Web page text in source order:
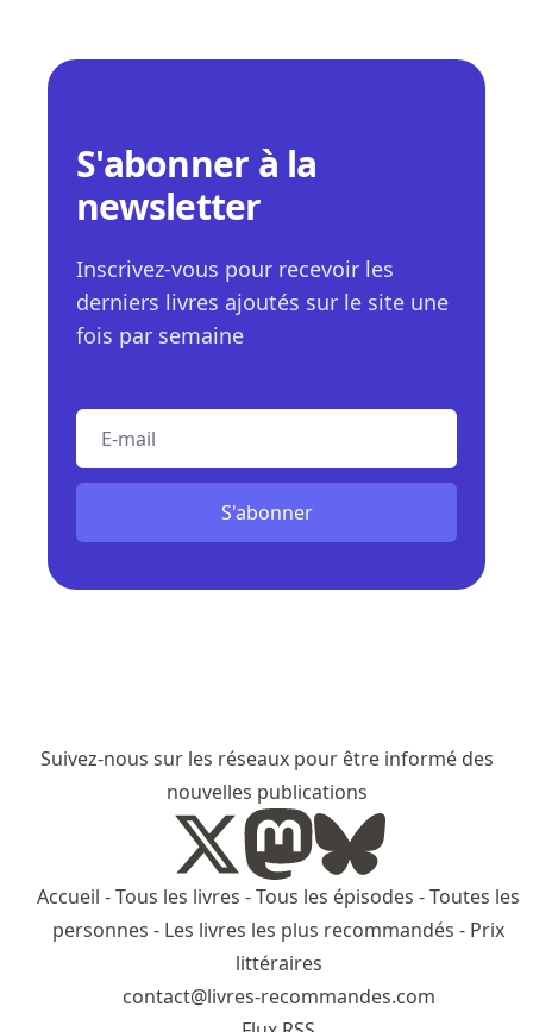
S'abonner à la
newsletter
Inscrivez-vous pour recevoir les
derniers livres ajoutés sur le site une
fois par semaine
S'abonner
Suivez-nous sur les réseaux pour être informé des
nouvelles publications
Accueil -Tous les livres -Tous les épisodes -Toutes les
personnes - Les livres les plus recommandés - Prix
littéraires
contact@livres-recommandes.com